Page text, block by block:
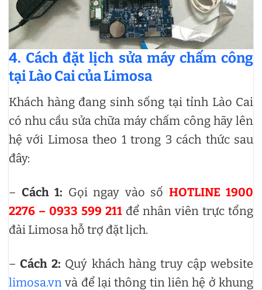
4. Cách đặt lịch sửa máy chấm công
tại Lào Cai của Limosa
Khách hàng đang sinh sống tại tỉnh Lào Cai
có nhu cầu sửa chữa máy chấm công hãy lên
hệ với Limosa theo 1 trong 3 cách thức sau
đây:
– Cách 1: Gọi ngay vào số HOTLINE 1900
2276 – 0933 599 211 để nhân viên trực tổng
đài Limosa hỗ trợ đặt lịch.
–Cách 2: Quý khách hàng truy cập website
limosa.vn và để lại thông tin liên hệ ở khung